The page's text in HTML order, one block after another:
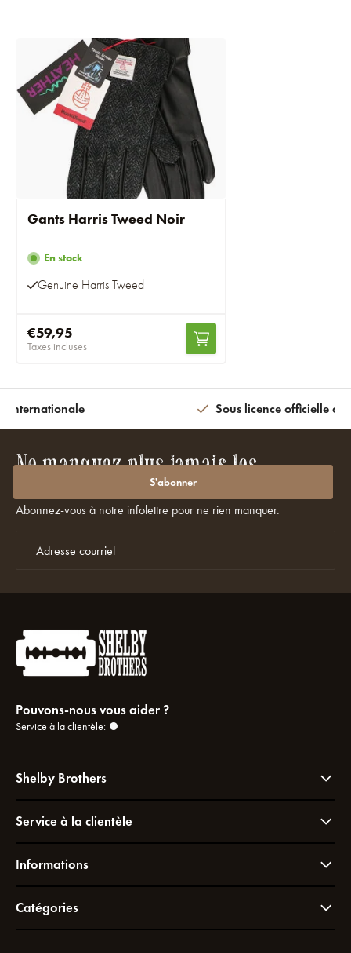
Gants Harris Tweed Noir
En stock
Genuine Harris Tweed
€59,95
Taxes incluses
internationale Sous licence officielle
Ne manquez plus jamais les
promotions ou les réductions ?
Abonnez-vous à notre infolettre pour ne rien manquer.
S'abonner
Pouvons-nous vous aider ?
Service à la clientèle:
Shelby Brothers
Service à la clientèle
Informations
Catégories